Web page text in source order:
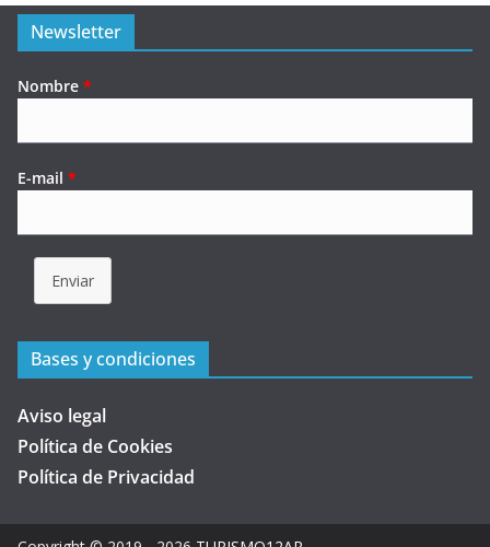
Newsletter
Nombre *
E-mail *
Enviar
Bases y condiciones
Aviso legal
Política de Cookies
Política de Privacidad